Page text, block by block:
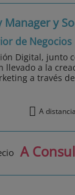
y
de Negocios
Digital, junto
llevado a la
a través
A
A